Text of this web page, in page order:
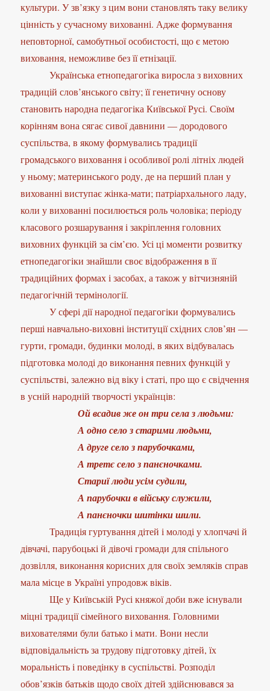
культури. У зв’язку з цим вони становлять таку велику
цінність у сучасному вихованні. Адже формування
неповторної, самобутньої особистості, що є метою
виховання, неможливе без її етнізації.
Українська етнопедагогіка виросла з виховних
традицій слов’янського світу; її генетичну основу
становить народна педагогіка Київської Русі. Своїм
корінням вона сягає сивої давнини — дородового
суспільства, в якому формувались традиції
громадського виховання і особливої ролі літніх людей
у ньому; материнського роду, де на перший план у
вихованні виступає жінка-мати; патріархального ладу,
коли у вихованні посилюється роль чоловіка; періоду
класового розшарування і закріплення головних
виховних функцій за сім’єю. Усі ці моменти розвитку
етнопедагогіки знайшли своє відображення в її
традиційних формах і засобах, а також у вітчизняній
педагогічній термінології.
У сфері дії народної педагогіки формувались
перші навчально-виховні інституції східних слов’ян —
гурти, громади, будинки молоді, в яких відбувалась
підготовка молоді до виконання певних функцій у
суспільстві, залежно від віку і статі, про що є свідчення
в усній народній творчості українців:
Ой всадив же он три села з людьми:
А одно село з старими людьми,
А друге село з парубочками,
А третє село з панєночками.
Стариї люди усім судили,
А парубочки в війську служили,
А панєночки шитінки шили.
Традиція гуртування дітей і молоді у хлопчачі й
дівчачі, парубоцькі й дівочі громади для спільного
дозвілля, виконання корисних для своїх земляків справ
мала місце в Україні упродовж віків.
Ще у Київській Русі княжої доби вже існували
міцні традиції сімейного виховання. Головними
вихователями були батько і мати. Вони несли
відповідальність за трудову підготовку дітей, їх
моральність і поведінку в суспільстві. Розподіл
обов’язків батьків щодо своїх дітей здійснювався за